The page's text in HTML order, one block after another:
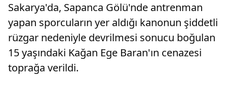
Sakarya'da, Sapanca Gölü'nde antrenman
yapan sporcuların yer aldığı kanonun şiddetli
rüzgar nedeniyle devrilmesi sonucu boğulan
15 yaşındaki Kağan Ege Baran'ın cenazesi
toprağa verildi.